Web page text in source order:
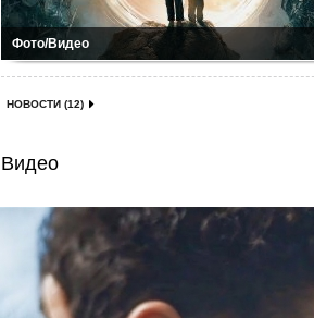
Фото/Видео
НОВОСТИ (12)
Видео